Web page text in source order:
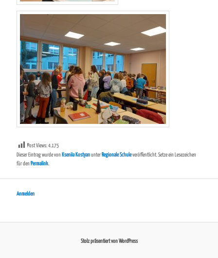
Post Views:4.175
Dieser Eintrag wurde von Kseniia KostyanunterRegionale Schuleveröffentlicht. Setze ein Lesezeichen
für denPermalink
Anmelden
Stolz präsentiert von WordPress